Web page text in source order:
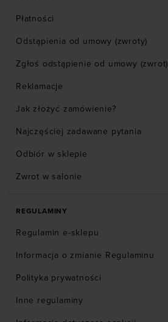
Płatności
Odstąpienia od umowy (zwroty)
Zgłoś odstąpienie od umowy (zwrot)
Reklamacje
Jak złożyć zamówienie?
Najczęściej zadawane pytania
Odbiór w sklepie
Zwrot w salonie
REGULAMINY
Regulamin e-sklepu
Informacja o zmianie Regulaminu
Polityka prywatności
Inne regulaminy